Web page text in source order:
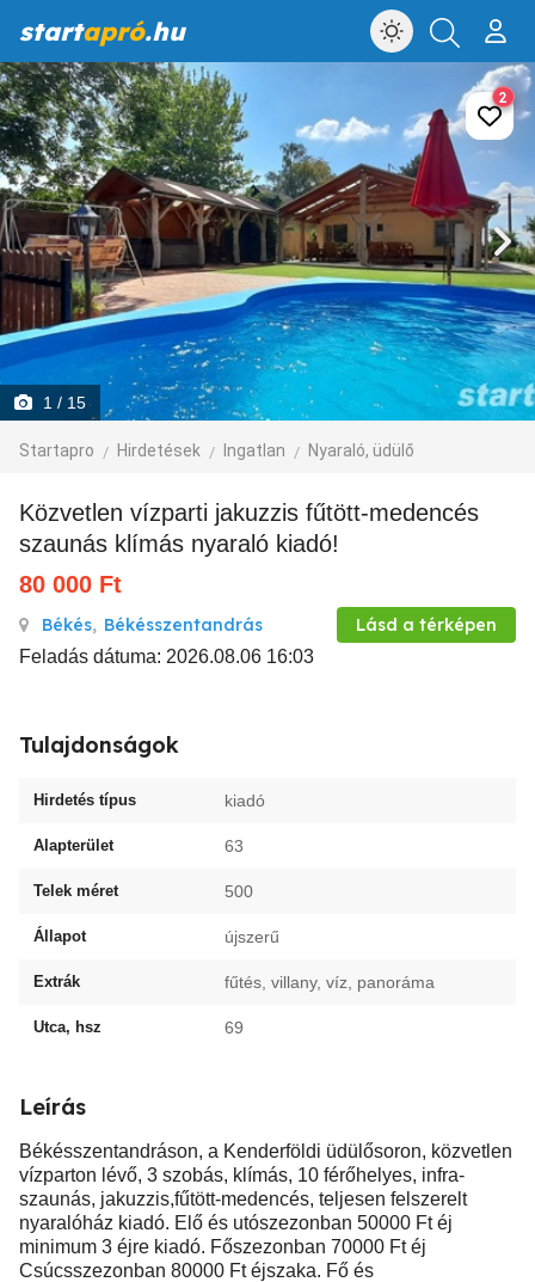
startapró.hu
1 / 15
Startapro Hirdetések Ingatlan Nyaraló, üdülő
2
Közvetlen vízparti jakuzzis fűtött-medencés
szaunás klímás nyaraló kiadó!
80 000 Ft
Békés, Békésszentandrás Lásd a térképen
Feladás dátuma: 2026.08.06 16:03
Tulajdonságok
Hirdetés típus kiadó
Alapterület 63
Telek méret 500
Állapot újszerű
Extrák fűtés, villany, víz, panoráma
Utca, hsz 69
Leírás
Békésszentandráson, a Kenderföldi üdülősoron, közvetlen
vízparton lévő, 3 szobás, klímás, 10 férőhelyes, infra-
szaunás, jakuzzis,fűtött-medencés, teljesen felszerelt
nyaralóház kiadó. Elő és utószezonban 50000 Ft éj
minimum 3 éjre kiadó. Főszezonban 70000 Ft éj
Csúcsszezonban 80000 Ft éjszaka. Fő és